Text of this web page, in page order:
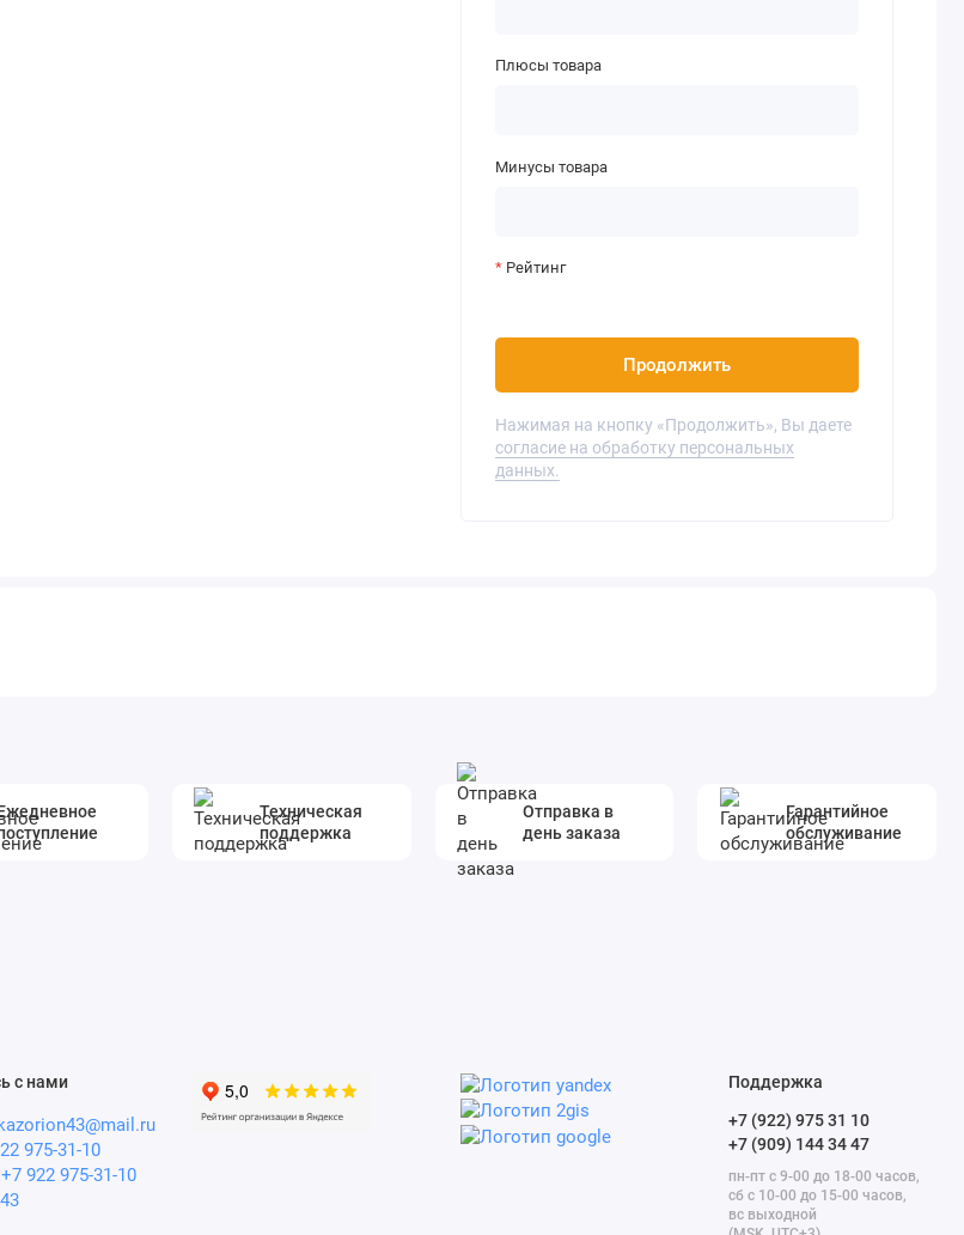
Плюсы товара
Минусы товара
Рейтинг
Продолжить
Нажимая на кнопку «Продолжить», Вы даете
согласие на обработку персональных
данных.
Техническая
поддержка
Отправка в
день заказа
Гарантийное
обслуживание
с нами
975-31-10
+7 922 975-31-10
Поддержка
+7 (922) 975 31 10
+7 (909) 144 34 47
пн-пт с 9-00 до 18-00 часов,
сб с 10-00 до 15-00 часов,
вс выходной